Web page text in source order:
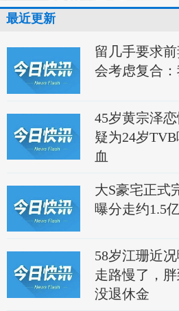
最近更新
留几手要求
会考虑复合
45岁黄宗泽
疑为24岁
血
大S豪宅正式
曝分走约1.5
58岁江珊近
走路慢了，
没退休金